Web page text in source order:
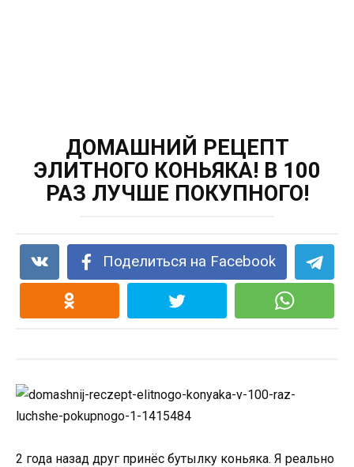
ДОМАШНИЙ РЕЦЕПТ
ЭЛИТНОГО КОНЬЯКА! В 100
РАЗ ЛУЧШЕ ПОКУПНОГО!
Поделиться на Facebook
2 года назад друг принёс бутылку коньяка. Я реально